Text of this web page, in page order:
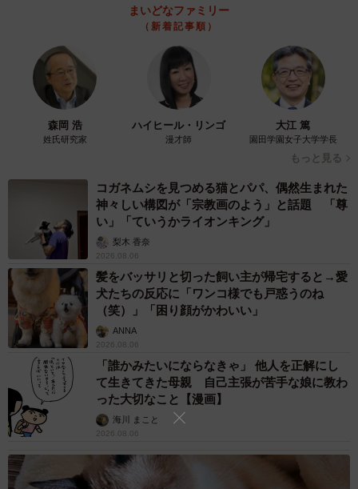
まいどなファミリー
（新着記事順）
森岡 浩
姓氏研究家
ハイヒール・リンゴ
漫才師
大江 篤
園田学園女子大学学長
もっと見る
コガネムシを見つめる猫とパパ、偶然生まれた
神々しい構図が「宗教画のよう」と話題 「尊
い」「ていうかライオンキング」
梨木 香奈
2026.08.06
髪をバッサリと切った飼い主が帰宅すると→愛
犬たちの反応に「ワンコ様でも戸惑うのね
（笑）」「困り顔がかわいい」
ANNA
2026.08.06
「誰かみたいにならなきゃ」 他人を正解にし
て生きてきた母親 自己主張が苦手な娘に教わ
った大切なこと【漫画】
海川 まこと
2026.08.06